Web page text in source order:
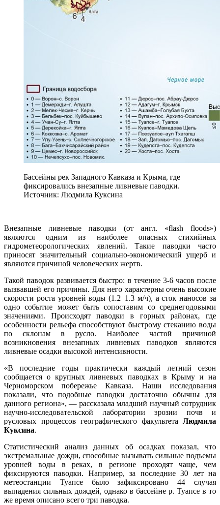
Бассейны рек Западного Кавказа и Крыма, где
фиксировались внезапные ливневые паводки.
Источник: Людмила Куксина
Внезапные ливневые паводки (от англ. «flash floods»)
являются одним из наиболее опасных стихийных
гидрометеорологических явлений. Такие паводки часто
приносят значительный социально-экономический ущерб и
являются причиной человеческих жертв.
Такой паводок развивается быстро: в течение 3-6 часов после
вызвавшей его причины. Для него характерны очень высокие
скорости роста уровней воды (1.2–1.3 м/ч), а сток наносов за
одно событие может быть сопоставим со среднегодовыми
значениями. Происходят паводки в горных районах, где
особенности рельефа способствуют быстрому стеканию воды
по склонам в русло. Наиболее частой причиной
возникновения внезапных ливневых паводков являются
ливневые осадки высокой интенсивности.
«В последние годы практически каждый летний сезон
сообщается о крупных ливневых паводках в Крыму и на
Черноморском побережье Кавказа. Наши исследования
показали, что подобные паводки достаточно обычны для
данного региона», — рассказала младший научный сотрудник
научно-исследовательской лаборатории эрозии почв и
русловых процессов географического факультета Людмила
Куксина.
Статистический анализ данных об осадках показал, что
экстремальные дожди, способные вызывать сильные подъемы
уровней воды в реках, в регионе проходят чаще, чем
фиксируются паводки. Например, за последние 30 лет на
метеостанции Туапсе было зафиксировано 44 случая
выпадения сильных дождей, однако в бассейне р. Туапсе в то
же время описано всего три паводка.